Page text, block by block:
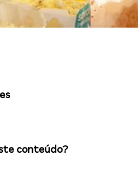
conteúdo?